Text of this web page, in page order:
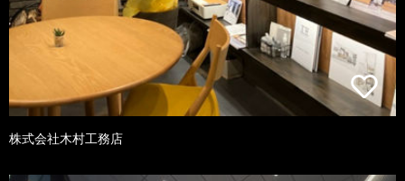
株式会社木村工務店